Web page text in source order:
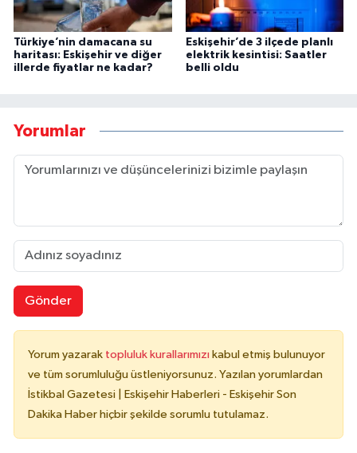
Türkiye’nin damacana su
haritası: Eskişehir ve diğer
illerde fiyatlar ne kadar?
Eskişehir’de 3 ilçede planlı
elektrik kesintisi: Saatler
belli oldu
Yorumlar
Gönder
Yorum yazarak topluluk kurallarımızı kabul etmiş bulunuyor
ve tüm sorumluluğu üstleniyorsunuz. Yazılan yorumlardan
İstikbal Gazetesi | Eskişehir Haberleri - Eskişehir Son
Dakika Haber hiçbir şekilde sorumlu tutulamaz.